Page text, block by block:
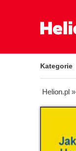
Kategorie
Helion.pl »